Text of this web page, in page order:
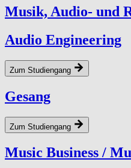
Musik, Audio- und
Audio Engineering
Zum Studiengang
Gesang
Zum Studiengang
Music Business /